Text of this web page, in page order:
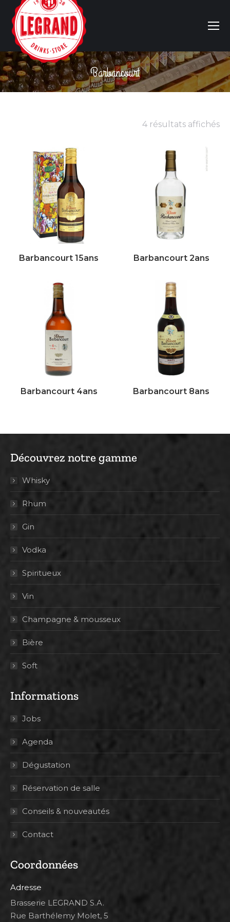
Barbancourt
Vous êtes ici :
4 résultats affichés
Barbancourt 15ans Barbancourt 2ans
Barbancourt 4ans Barbancourt 8ans
Découvrez notre gamme
Whisky
Rhum
Gin
Vodka
Spiritueux
Vin
Champagne & mousseux
Bière
Soft
Informations
Jobs
Agenda
Dégustation
Réservation de salle
Conseils & nouveautés
Contact
Coordonnées
Adresse
Brasserie LEGRAND S.A.
Rue Barthélemy Molet, 5